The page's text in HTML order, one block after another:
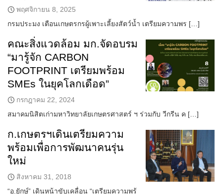
พฤศจิกายน 8, 2025
กรมประมง เตือนเกษตรกรผู้เพาะเลี้ยงสัตว์น้ำ เตรียมความพร […]
คณะสิ่งแวดล้อม มก.จัดอบรม
“มารู้จัก CARBON
FOOTPRINT เตรียมพร้อม
SMEs ในยุคโลกเดือด”
กรกฎาคม 22, 2024
สมาคมนิสิตเก่ามหาวิทยาลัยเกษตรศาสตร์ ฯ ร่วมกับ วีกรีน ค […]
ก.เกษตรฯเดินเตรียมความ
พร้อมเพื่อการพัฒนาคนรุ่น
ใหม่
สิงหาคม 31, 2018
“อ.ยักษ์” เดินหน้าขับเคลื่อน “เตรียมความพร้